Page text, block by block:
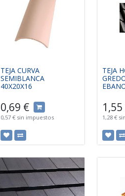
TEJA CURVA
SEMIBLANCA
40X20X16
0,69 €
0,57 € sin impuestos
TEJA
1,55
1,28 €